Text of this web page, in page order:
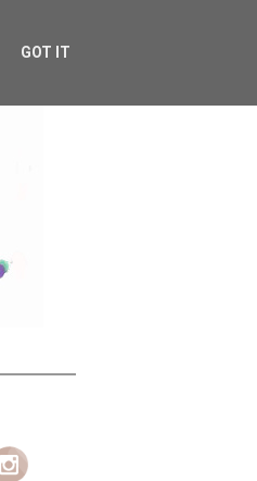
GOT IT